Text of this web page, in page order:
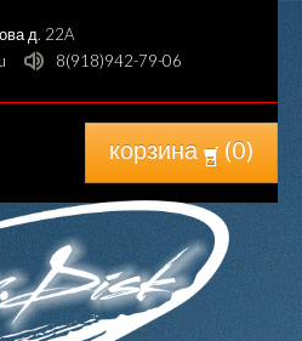
д. 22A
8(918)942-79-06
корзина (0)